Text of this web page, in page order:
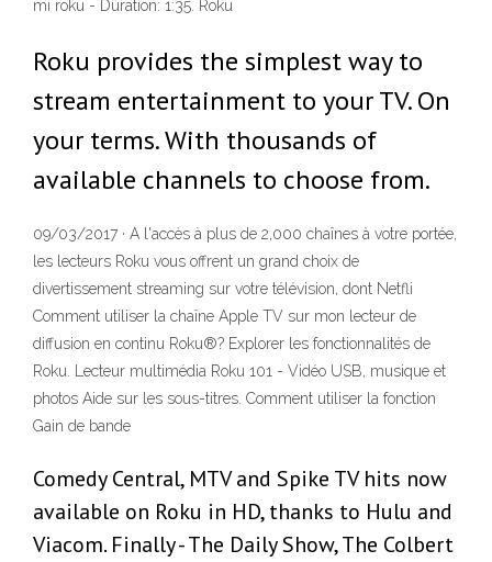
mi roku - Duration: 1:35. Roku
Roku provides the simplest way to
stream entertainment to your TV. On
your terms. With thousands of
available channels to choose from.
09/03/2017 · A l'accès à plus de 2,000 chaînes à votre portée,
les lecteurs Roku vous offrent un grand choix de
divertissement streaming sur votre télévision, dont Netfli
Comment utiliser la chaîne Apple TV sur mon lecteur de
diffusion en continu Roku®? Explorer les fonctionnalités de
Roku. Lecteur multimédia Roku 101 - Vidéo USB, musique et
photos Aide sur les sous-titres. Comment utiliser la fonction
Gain de bande
Comedy Central, MTV and Spike TV hits now
available on Roku in HD, thanks to Hulu and
Viacom. Finally - The Daily Show, The Colbert